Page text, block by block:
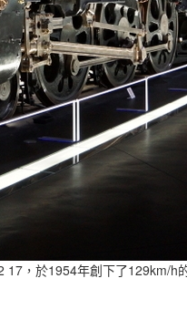
，於1954年創下了129km/h